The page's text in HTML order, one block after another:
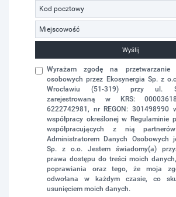
Wyślij
Wyrażam zgodę na przetwarzanie
osobowych przez Ekosynergia Sp. z
Wrocławiu (51-319) przy ul.
zarejestrowaną w KRS:
6222742981, nr REGON: 301498990
współpracy określonej w Regulaminie
współpracujących z nią
Administratorem Danych Osobowych
Sp. z o.o. Jestem świadomy(a)
prawa dostępu do treści moich
poprawiania oraz tego, że moja
odwołana w każdym czasie, co
usunięciem moich danych.